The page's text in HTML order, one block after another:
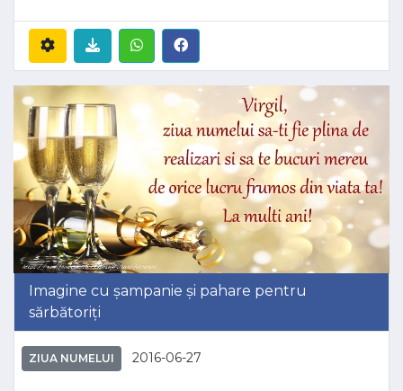
Imagine cu șampanie și pahare pentru
sărbătoriți
ZIUA NUMELUI 2016-06-27